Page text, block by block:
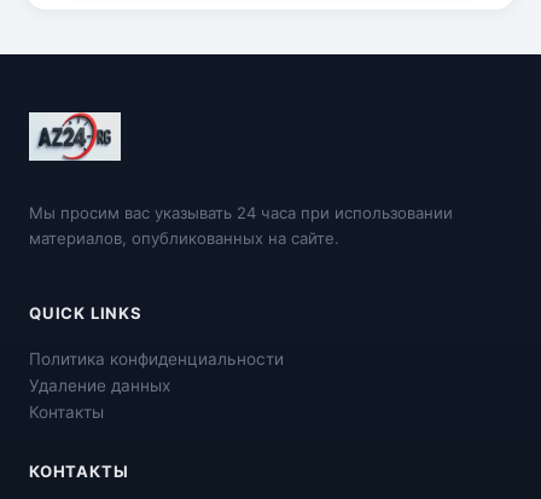
Мы просим вас указывать 24 часа при использовании
материалов, опубликованных на сайте.
QUICK LINKS
Политика конфиденциальности
Удаление данных
Контакты
КОНТАКТЫ